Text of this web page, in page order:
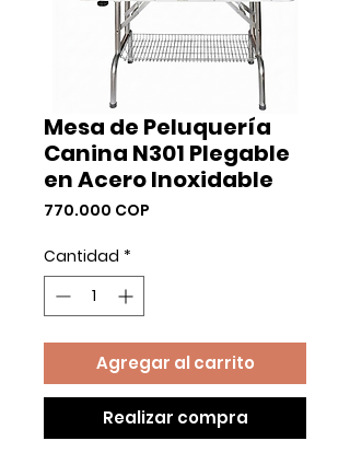
Mesa de Peluquería
Canina N301 Plegable
en Acero Inoxidable
770.000 COP
Cantidad *
Agregar al carrito
Realizar compra